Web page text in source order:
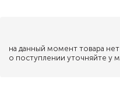
на данный момент товара
о поступлении уточняйте у